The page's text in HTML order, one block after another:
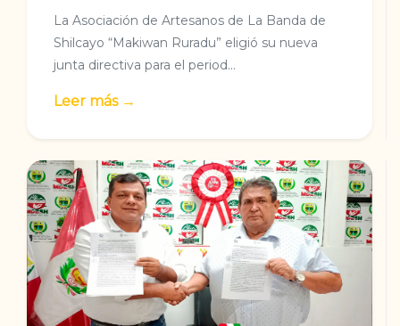
La Asociación de Artesanos de La Banda de
Shilcayo “Makiwan Ruradu” eligió su nueva
junta directiva para el period...
Leer más →